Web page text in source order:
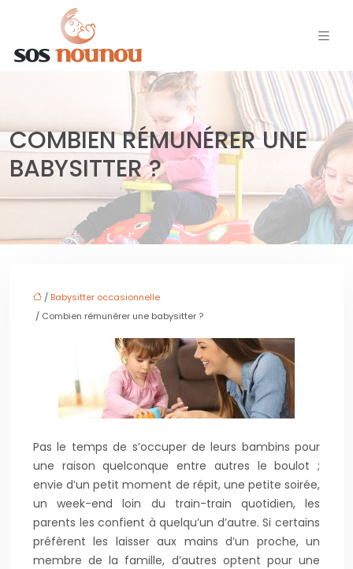
COMBIEN RÉMUNÉRER UNE
BABYSITTER ?
/ Babysitter occasionnelle
/ Combien rémunérer une babysitter ?
Pas le temps de s’occuper de leurs bambins pour
une raison quelconque entre autres le boulot ;
envie d’un petit moment de répit, une petite soirée,
un week-end loin du train-train quotidien, les
parents les confient à quelqu’un d’autre.Si certains
préfèrent les laisser aux mains d’un proche, un
membre de la famille, d’autres optent pour une